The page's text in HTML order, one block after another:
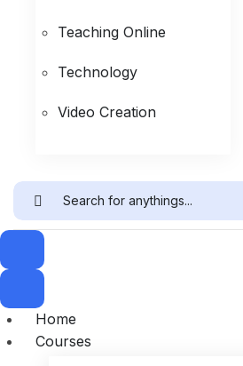
Teaching Online
Technology
Video Creation
Home
Courses